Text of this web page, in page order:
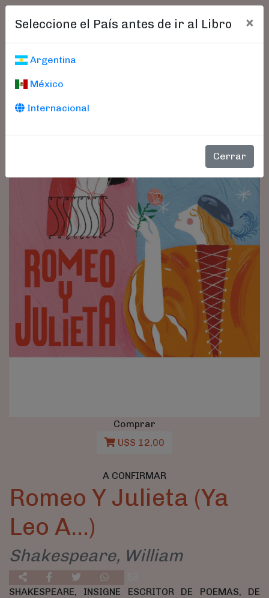
Seleccione el País antes de ir al Libro ×
Argentina
México
Internacional
Cerrar
Comprar
U$S 12,00
A CONFIRMAR
Romeo Y Julieta (Ya
Leo A...)
Shakespeare, William
SHAKESPEARE, INSIGNE ESCRITOR DE POEMAS, DE